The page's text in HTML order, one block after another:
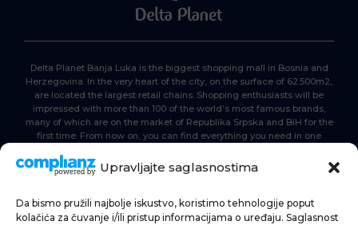
Upravljajte saglasnostima
Da bismo pružili najbolje iskustvo, koristimo tehnologije poput
kolačića za čuvanje i/ili pristup informacijama o uređaju. Saglasnost
Delta Planet Banja Luka is the biggest shopping mall in Bosnia and
Herzegovina. In the very heart of the city, on the surface of 62.500m2,
are located the largest retail chains. Shopping enthusiasts will be
impressed with more than 100 of the world’s most famous brands,
many of which are on the market of Republika Srpska and BiH for the
first time. From now on, you can find everything you need in one
HOME